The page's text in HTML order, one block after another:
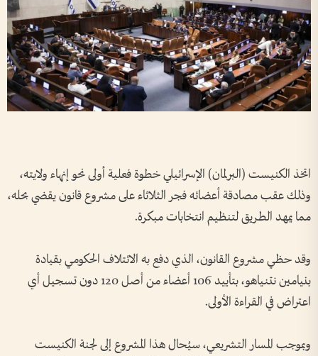
اتخذ الكنيست (البرلمان) الإسرائيلي خطوة فعلية أولى نحو إنهاء ولايته،
وذلك عقب مصادقة أعضائه فجر الثلاثاء على مشروع قانون يقضي بحله،
مما يمهد الطريق لتنظيم انتخابات مبكرة.
وقد حظي مشروع القانون، الذي دفع به الائتلاف الحكومي بقيادة
بنيامين نتنياهو، بتأييد 106 أعضاء من أصل 120 دون تسجيل أي
اعتراض في القراءة الأولى.
وبموجب المسار التشريعي، سيُحال هذا المشروع إلى لجنة الكنيست